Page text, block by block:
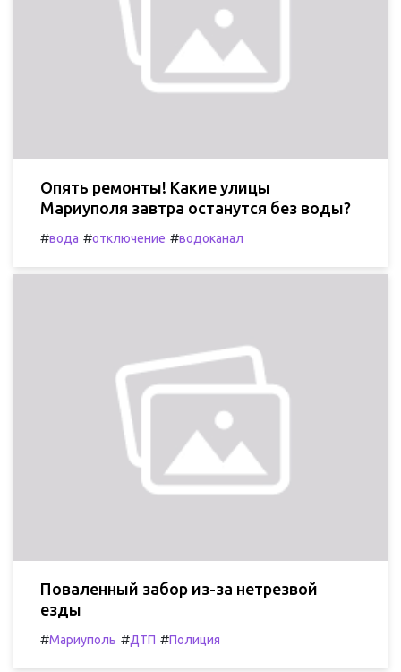
Опять ремонты! Какие улицы
Мариуполя завтра останутся без воды?
#вода #отключение #водоканал
Поваленный забор из-за нетрезвой
езды
#Мариуполь #ДТП #Полиция